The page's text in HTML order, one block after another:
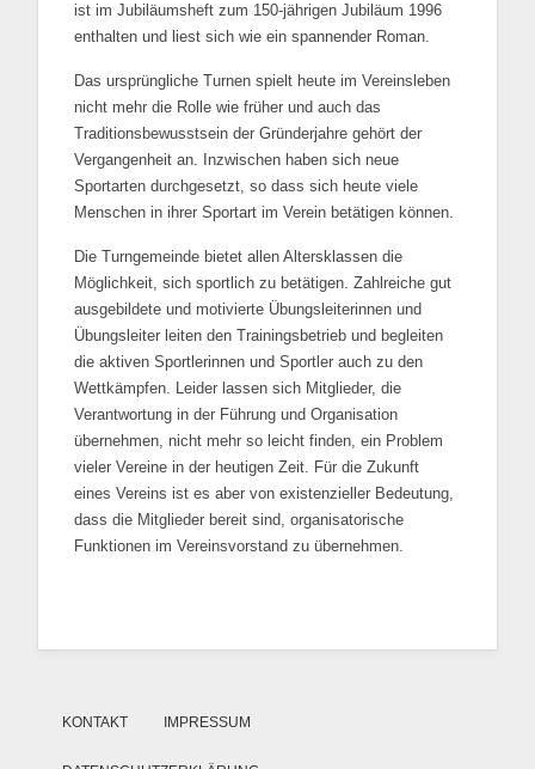
ist im Jubiläumsheft zum 150-jährigen Jubiläum 1996
enthalten und liest sich wie ein spannender Roman.
Das ursprüngliche Turnen spielt heute im Vereinsleben
nicht mehr die Rolle wie früher und auch das
Traditionsbewusstsein der Gründerjahre gehört der
Vergangenheit an. Inzwischen haben sich neue
Sportarten durchgesetzt, so dass sich heute viele
Menschen in ihrer Sportart im Verein betätigen können.
Die Turngemeinde bietet allen Altersklassen die
Möglichkeit, sich sportlich zu betätigen. Zahlreiche gut
ausgebildete und motivierte Übungsleiterinnen und
Übungsleiter leiten den Trainingsbetrieb und begleiten
die aktiven Sportlerinnen und Sportler auch zu den
Wettkämpfen. Leider lassen sich Mitglieder, die
Verantwortung in der Führung und Organisation
übernehmen, nicht mehr so leicht finden, ein Problem
vieler Vereine in der heutigen Zeit. Für die Zukunft
eines Vereins ist es aber von existenzieller Bedeutung,
dass die Mitglieder bereit sind, organisatorische
Funktionen im Vereinsvorstand zu übernehmen.
KONTAKT IMPRESSUM